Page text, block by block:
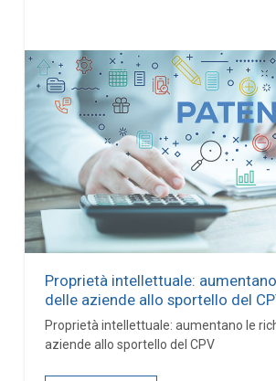
Proprietà intellettuale:
delle aziende allo sportello del
Proprietà intellettuale: aumentano le
aziende allo sportello del CPV